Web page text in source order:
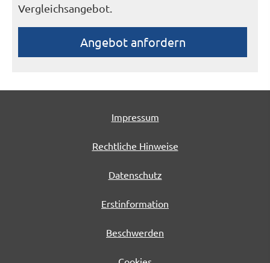
Vergleichsangebot.
An­ge­bot an­for­dern
Impressum
Rechtliche Hinweise
Datenschutz
Erstinformation
Beschwerden